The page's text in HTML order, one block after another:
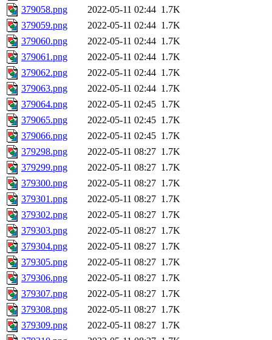
379058.png
2022-05-11 02:44 1.7K
379059.png
2022-05-11 02:44 1.7K
379060.png
2022-05-11 02:44 1.7K
379061.png
2022-05-11 02:44 1.7K
379062.png
2022-05-11 02:44 1.7K
379063.png
2022-05-11 02:44 1.7K
379064.png
2022-05-11 02:45 1.7K
379065.png
2022-05-11 02:45 1.7K
379066.png
2022-05-11 02:45 1.7K
379298.png
2022-05-11 08:27 1.7K
379299.png
2022-05-11 08:27 1.7K
379300.png
2022-05-11 08:27 1.7K
379301.png
2022-05-11 08:27 1.7K
379302.png
2022-05-11 08:27 1.7K
379303.png
2022-05-11 08:27 1.7K
379304.png
2022-05-11 08:27 1.7K
379305.png
2022-05-11 08:27 1.7K
379306.png
2022-05-11 08:27 1.7K
379307.png
2022-05-11 08:27 1.7K
379308.png
2022-05-11 08:27 1.7K
379309.png
2022-05-11 08:27 1.7K